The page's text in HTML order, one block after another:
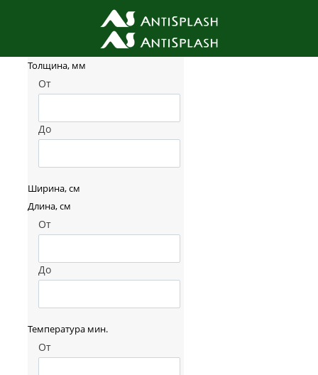
Фильтр товаров
Толщина, мм
От
До
Ширина, см
Длина, см
От
До
Температура мин.
От